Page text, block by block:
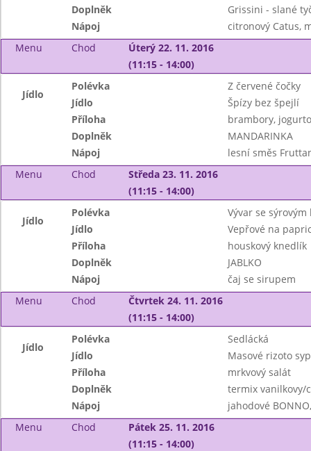
Doplněk
Grissini - slané
Nápoj
citronový Catus,
Menu
Chod
Úterý 22. 11. 2016
(11:15 - 14:00)
Jídlo
Polévka
Z červené čočky
Jídlo
Špízy bez špejlí
Příloha
brambory,
Doplněk
MANDARINKA
Nápoj
lesní směs
Menu
Chod
Středa 23. 11. 2016
(11:15 - 14:00)
Jídlo
Polévka
Vývar se
Jídlo
Vepřové na
Příloha
houskový knedlík
Doplněk
JABLKO
Nápoj
čaj se sirupem
Menu
Chod
Čtvrtek 24. 11. 2016
(11:15 - 14:00)
Jídlo
Polévka
Sedlácká
Jídlo
Masové rizoto
Příloha
mrkvový salát
Doplněk
termix vanilkovy/
Nápoj
jahodové
Menu
Chod
Pátek 25. 11. 2016
(11:15 - 14:00)